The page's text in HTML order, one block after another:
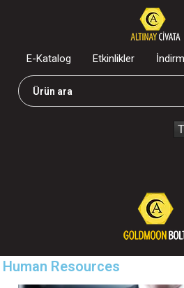
E-Katalog Etkinlikler
Human Resources